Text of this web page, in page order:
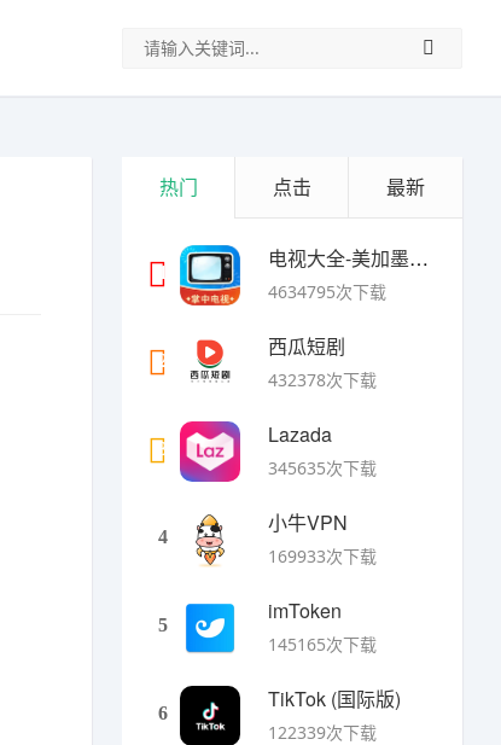
热门 点击 最新
1
电视大全-美加墨世界杯
4634795次下载
2
西瓜短剧
432378次下载
3
Lazada
345635次下载
4
小牛VPN
169933次下载
5
imToken
145165次下载
6
TikTok (国际版)
122339次下载